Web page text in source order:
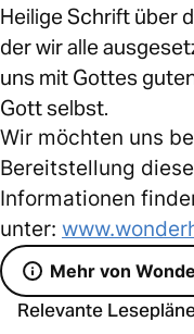
Heilige Schrift über
der wir alle
uns mit Gottes
Gott selbst.
Wir möchten uns
Bereitstellung
Informationen
unter:
Mehr von
Relevante